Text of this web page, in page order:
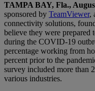
TAMPA BAY, Fla.,
sponsored by TeamViewer,
connectivity solutions,
believe they were prepared
during the COVID-19
percentage working from
percent prior to the
survey included more than
various industries.